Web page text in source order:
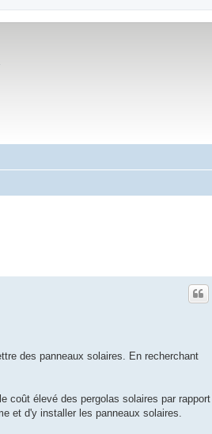
des panneaux solaires. En recherchant
coût élevé des pergolas solaires par rapport
et d'y installer les panneaux solaires.